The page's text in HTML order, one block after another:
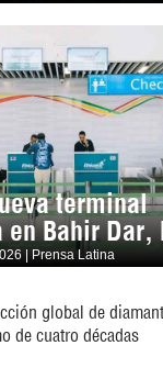
terminal
Bahir Dar,
| Prensa Latina
global de
de cuatro décadas